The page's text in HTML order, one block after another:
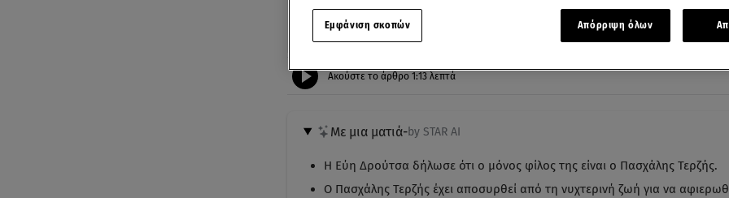
Add star.gr on Google
Ακούστε το άρθρο 1:13λεπτά
Με μια ματιά-by STAR AI
Η Εύη Δρούτσα δήλωσε ότι ο μόνος φίλος της είναι ο Πασχάλης Τερζής.
Ο Πασχάλης Τερζής έχει αποσυρθεί από τη νυχτερινή ζωή για να
Εμφάνιση σκοπών Απόρριψη όλων